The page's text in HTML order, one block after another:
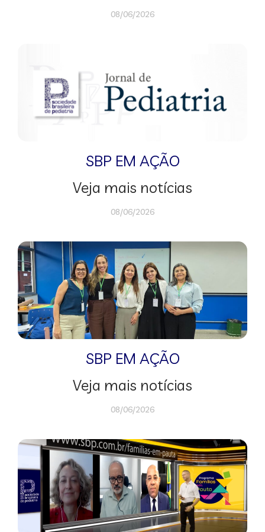
08/06/2026
SBP EM AÇÃO
Veja mais notícias
08/06/2026
SBP EM AÇÃO
Veja mais notícias
08/06/2026